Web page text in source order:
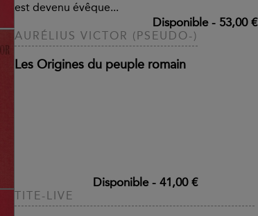
est devenu évêque...
Disponible- 53,00 €
AURÉLIUS VICTOR (PSEUDO-)
Les Origines du peuple romain
Disponible- 41,00 €
TITE-LIVE